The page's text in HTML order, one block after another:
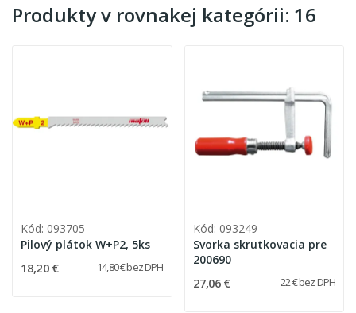
Produkty v rovnakej kategórii: 16
Kód: 093705
Pilový plátok W+P2, 5ks
18,20 € 14,80 € bez DPH
Kód: 093249
Svorka skrutkovacia pre
200690
27,06 € 22 € bez DPH